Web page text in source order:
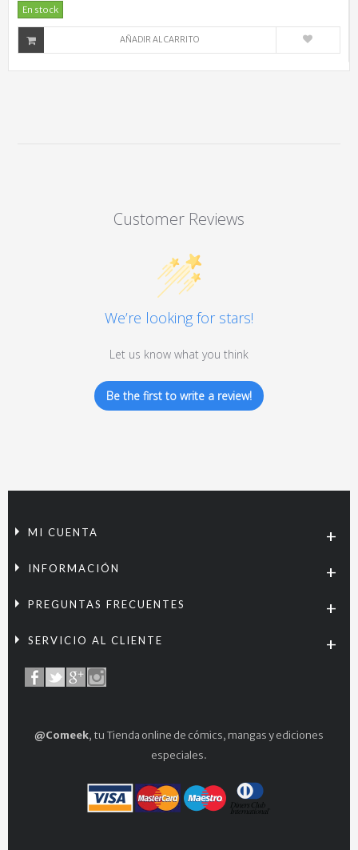
En stock
AÑADIR AL CARRITO
Customer Reviews
We’re looking for stars!
Let us know what you think
Be the first to write a review!
MI CUENTA
INFORMACIÓN
PREGUNTAS FRECUENTES
SERVICIO AL CLIENTE
@Comeek, tu Tienda online de cómics, mangas y ediciones
especiales.